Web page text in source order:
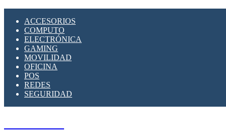
ACCESORIOS
COMPUTO
ELECTRÓNICA
GAMING
MOVILIDAD
OFICINA
POS
REDES
SEGURIDAD